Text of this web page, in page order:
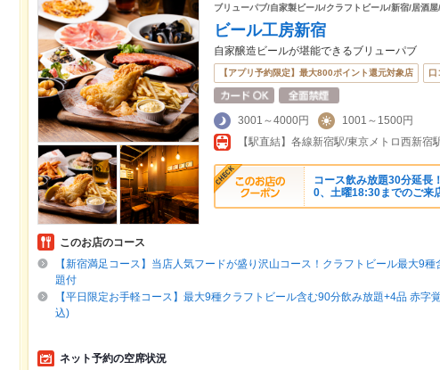
ブリューパブ/自家製ビール/クラフトビール/新宿/居酒
ビール工房新宿
自家醸造ビールが堪能できるブリューパブ
【アプリ予約限定】最大800ポイント還元対象店 口
3001～4000円
1001～1500円
【駅直結】各線新宿駅/東京メトロ西新
コース飲み放題30分延
0、土曜18:30までのご来
このお店のコース
【新宿満足コース】当店人気フードが盛り沢山コース！クラフトビール最大9
題付
【平日限定お手軽コース】最大9種クラフトビール含む90分飲み放題+4品 赤字
込)
ネット予約の空席状況